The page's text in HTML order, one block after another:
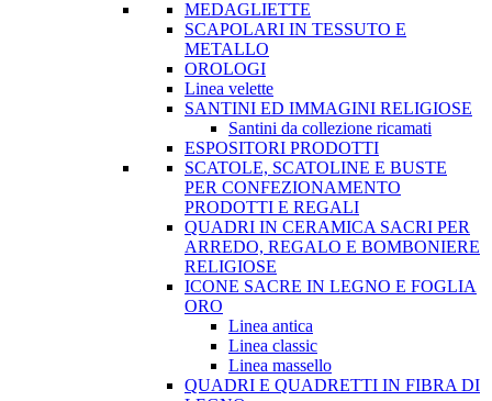
MEDAGLIETTE
SCAPOLARI IN TESSUTO E
METALLO
OROLOGI
Linea velette
SANTINI ED IMMAGINI RELIGIOSE
Santini da collezione ricamati
ESPOSITORI PRODOTTI
SCATOLE, SCATOLINE E BUSTE
PER CONFEZIONAMENTO
PRODOTTI E REGALI
QUADRI IN CERAMICA SACRI PER
ARREDO, REGALO E BOMBONIERE
RELIGIOSE
ICONE SACRE IN LEGNO E FOGLIA
ORO
Linea antica
Linea classic
Linea massello
QUADRI E QUADRETTI IN FIBRA DI